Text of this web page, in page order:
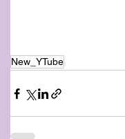
New_YTube